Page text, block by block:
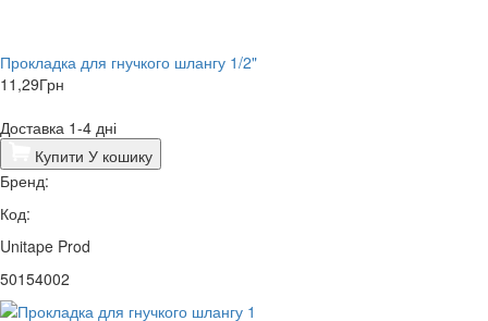
Прокладка для гнучкого шлангу 1/2"
11,29Грн
Доставка 1-4 дні
Купити У кошику
Бренд:
Код:
Unitape Prod
50154002